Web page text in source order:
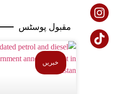
مقبول پوسٹس
خبریں